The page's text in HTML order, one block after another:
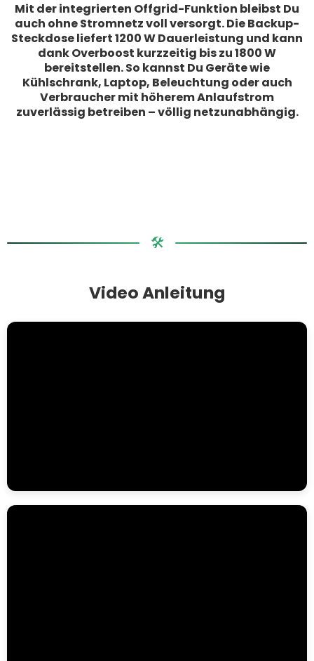
Mit der integrierten Offgrid-Funktion bleibst Du
auch ohne Stromnetz voll versorgt. Die Backup-
Steckdose liefert 1200 W Dauerleistung und kann
dank Overboost kurzzeitig bis zu 1800 W
bereitstellen. So kannst Du Geräte wie
Kühlschrank, Laptop, Beleuchtung oder auch
Verbraucher mit höherem Anlaufstrom
zuverlässig betreiben – völlig netzunabhängig.
🛠️
Video Anleitung